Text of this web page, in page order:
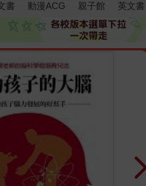
書 動漫ACG 親子館 英文書